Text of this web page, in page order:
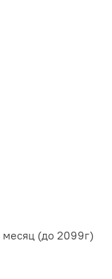
месяц (до 2099г)